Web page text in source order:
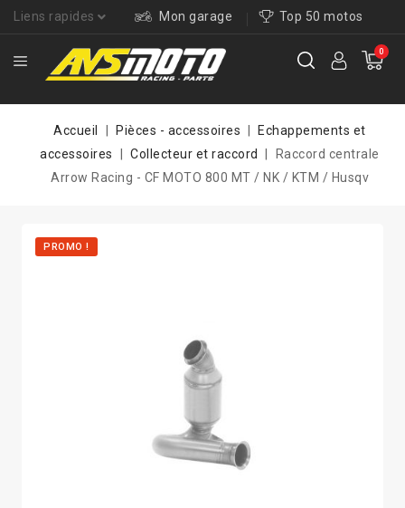
Liens rapides Mon garage Top 50 motos
0
Accueil Pièces - accessoires
Echappements et
accessoires
Collecteur et raccord
Raccord centrale
Arrow Racing - CF MOTO 800 MT / NK / KTM / Husqv
PROMO !